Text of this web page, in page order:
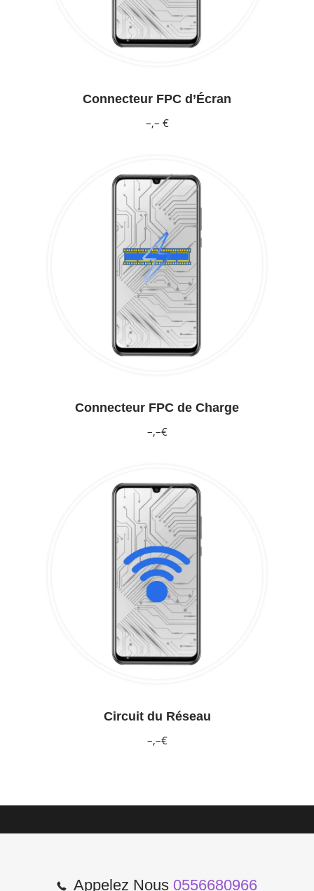
Connecteur FPC d’Écran
–,– €
Connecteur FPC de Charge
–,–€
Circuit du Réseau
–,–€
Appelez Nous 0556680966